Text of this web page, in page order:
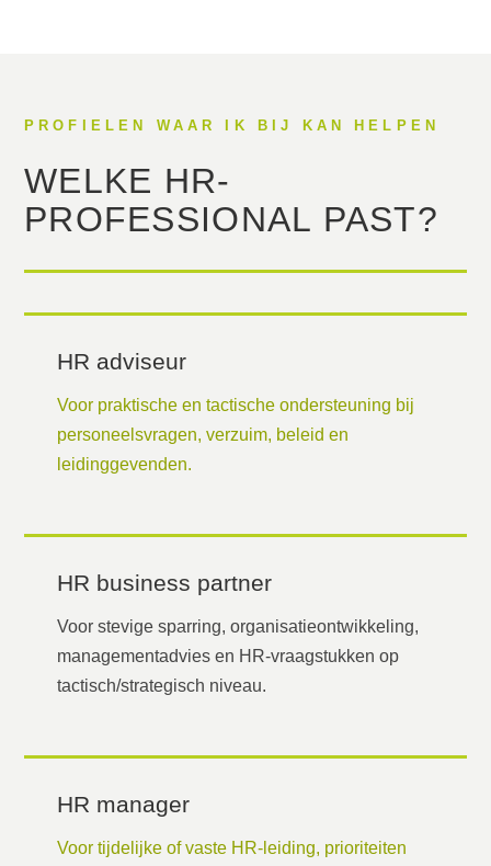
PROFIELEN WAAR IK BIJ KAN HELPEN
WELKE HR-
PROFESSIONAL PAST?
HR adviseur
Voor praktische en tactische ondersteuning bij
personeelsvragen, verzuim, beleid en
leidinggevenden.
HR business partner
Voor stevige sparring, organisatieontwikkeling,
managementadvies en HR-vraagstukken op
tactisch/strategisch niveau.
HR manager
Voor tijdelijke of vaste HR-leiding, prioriteiten